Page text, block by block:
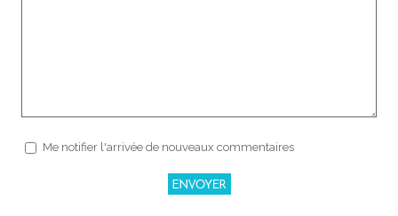
Me notifier l'arrivée de nouveaux commentaires